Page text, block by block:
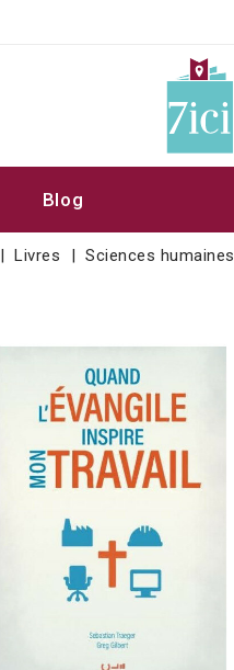
Blog
Livres Sciences humaines